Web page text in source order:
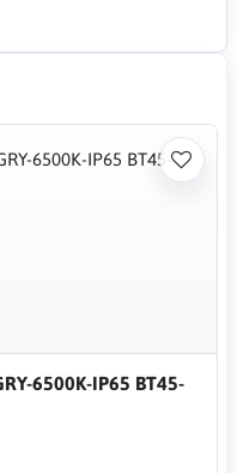
6500K-IP65 BT45-